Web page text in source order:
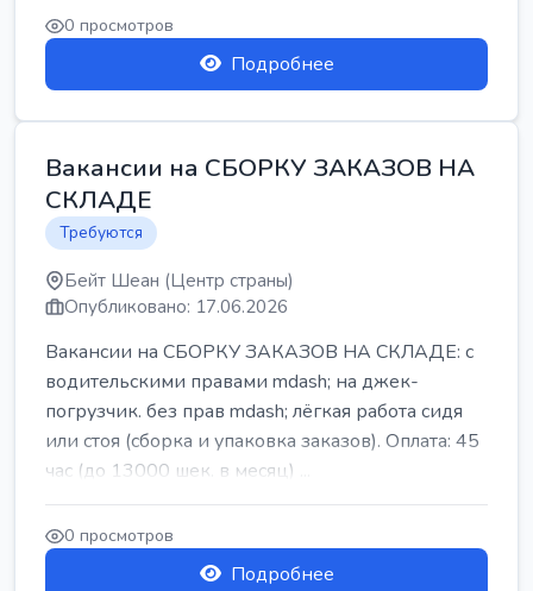
0 просмотров
Подробнее
Вакансии на СБОРКУ ЗАКАЗОВ НА
СКЛАДЕ
Требуются
Бейт Шеан (Центр страны)
Опубликовано: 17.06.2026
Вакансии на СБОРКУ ЗАКАЗОВ НА СКЛАДЕ: с
водительскими правами mdash; на джек-
погрузчик. без прав mdash; лёгкая работа сидя
или стоя (сборка и упаковка заказов). Оплата: 45
час (до 13000 шек. в месяц) ...
0 просмотров
Подробнее